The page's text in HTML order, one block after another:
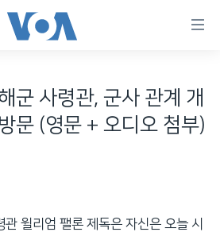
군 사령관, 군사 관계 개
문 (영문 + 오디오 첨부)
윌리엄 팰론 제독은 자신은 오늘 시